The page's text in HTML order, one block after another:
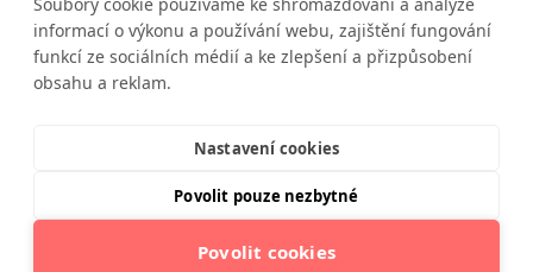
informací o výkonu a používání webu, zajištění fungování
funkcí ze sociálních médií a ke zlepšení a přizpůsobení
obsahu a reklam.
Nastavení cookies
Povolit pouze nezbytné
Povolit cookies
Vzdělávání ve výživě a zdravém životním stylu